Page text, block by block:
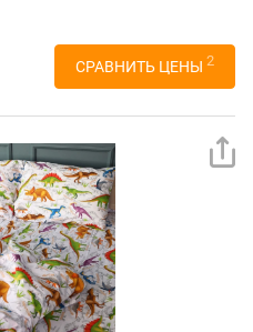
СРАВНИТЬ ЦЕНЫ 2